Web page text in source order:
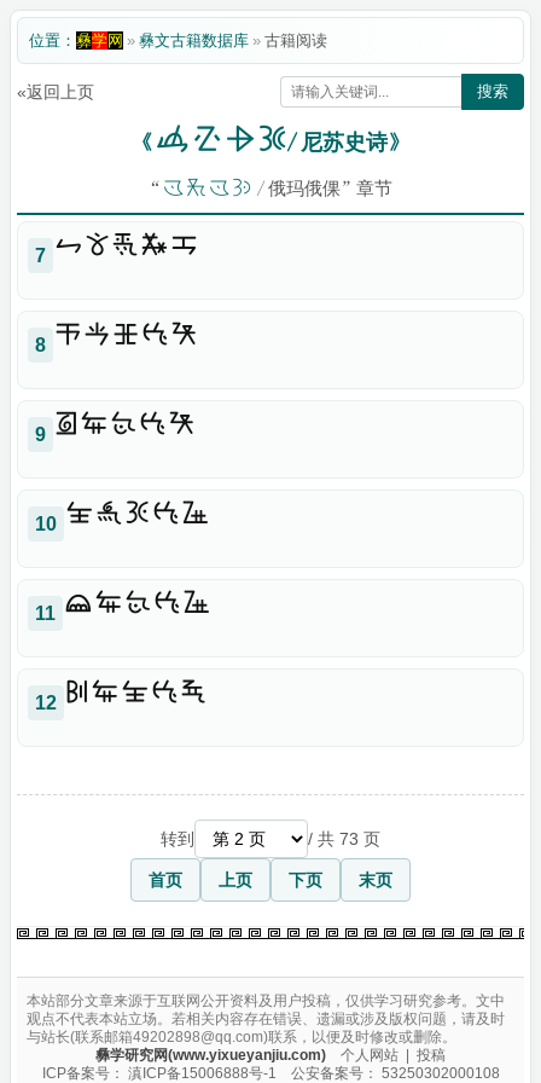
位置： 彝学网 » 彝文古籍数据库 » 古籍阅读
«返回上页 搜索
《 / 尼苏史诗》
“  / 俄玛俄倮” 章节
7 
8 
9 
10 
11 
12 
转到 / 共 73 页
首页 上页 下页 末页
本站部分文章来源于互联网公开资料及用户投稿，仅供学习研究参考。文中
观点不代表本站立场。若相关内容存在错误、遗漏或涉及版权问题，请及时
与站长(联系邮箱49202898@qq.com)联系，以便及时修改或删除。
彝学研究网(www.yixueyanjiu.com)
个人网站
投稿
ICP备案号： 滇ICP备15006888号-1 公安备案号： 53250302000108